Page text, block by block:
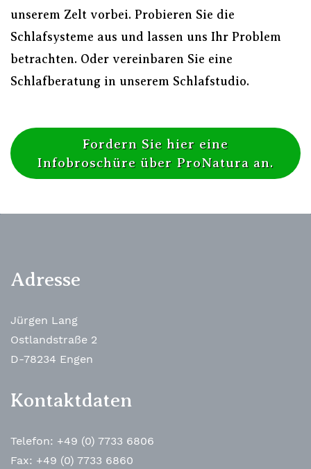
unserem Zelt vorbei. Probieren Sie die
Schlafsysteme aus und lassen uns Ihr Problem
betrachten. Oder vereinbaren Sie eine
Schlafberatung in unserem Schlafstudio.
Fordern Sie hier eine
Infobroschüre über ProNatura an.
Adresse
Jürgen Lang
Ostlandstraße 2
D-78234 Engen
Kontaktdaten
Telefon: +49 (0) 7733 6806
Fax: +49 (0) 7733 6860